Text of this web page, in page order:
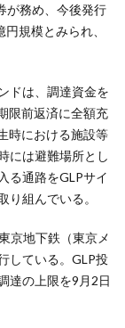
が務め、今後発行
規模とみられ、
ドは、調達資金を
限前返済に全額充
時における施設等
には避難場所とし
る通路をGLPサイ
り組んでいる。
京地下鉄（東京メ
している。GLP投
達の上限を9月2日